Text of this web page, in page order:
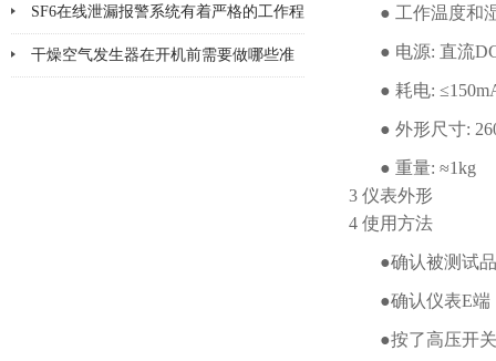
该注意哪几点小问题
SF6在线泄漏报警系统有着严格的工作程
序和要求
干燥空气发生器在开机前需要做哪些准
● 工作温度和
● 电源: 直流
● 耗电:
● 外形尺寸:
● 重量: ≈1kg
3 仪表外形
4 使用方法
●确认被测试
●确认仪表E
●按了高压开